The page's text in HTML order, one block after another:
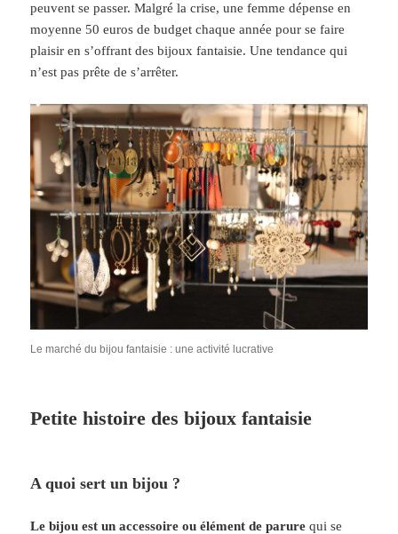
peuvent se passer. Malgré la crise, une femme dépense en
moyenne 50 euros de budget chaque année pour se faire
plaisir en s’offrant des bijoux fantaisie. Une tendance qui
n’est pas prête de s’arrêter.
Le marché du bijou fantaisie : une activité lucrative
Petite histoire des bijoux fantaisie
A quoi sert un bijou ?
Le bijou est un accessoire ou élément de parure qui se